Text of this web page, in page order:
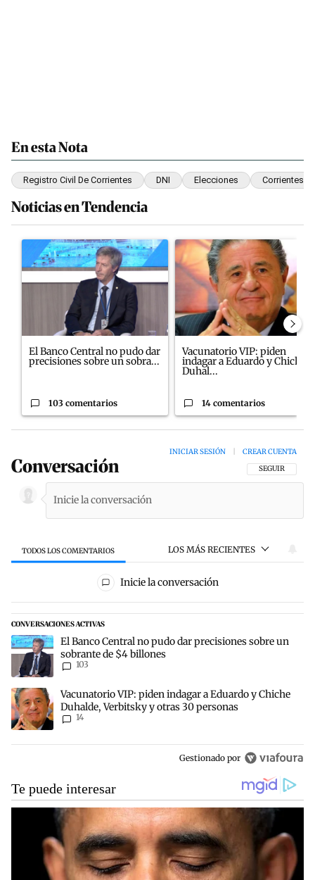
En esta Nota
Registro Civil De Corrientes DNI Elecciones Corrientes
Noticias en Tendencia
Este listado muestra los artículos con más comentarios en los
Un artículo de tendencia con el título "El Banco Central no
El Banco Central no pudo dar
precisiones sobre un sobra...
103 comentarios
Un artículo de tendencia con
Vacunatorio VIP: piden
indagar a Eduardo y Chiche
Duhal...
14 comentarios
Conversación SIGA ESTA
SEGUIR
INICIAR SESIÓN CREAR CUENTA
TODOS LOS COMENTARIOS LOS MÁS RECIENTES
Todos los comentarios
Inicie la conversación
CONVERSACIONES ACTIVAS
Este listado muestra los artículos con más comentarios en los
Un artículo de tendencia con el título "El Banco Central no pudo
El Banco Central no pudo dar precisiones sobre un
sobrante de $4 billones
103
Un artículo de tendencia con el título "Vacunatorio VIP: piden
Vacunatorio VIP: piden indagar a Eduardo y Chiche
Duhalde, Verbitsky y otras 30 personas
14
Gestionado por